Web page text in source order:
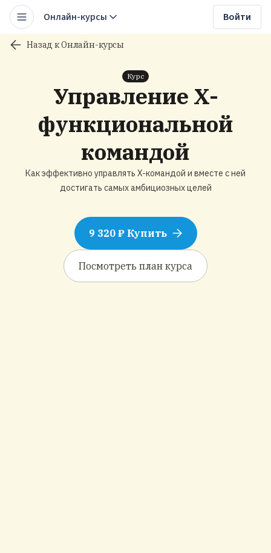
Онлайн-курсы Войти
Назад к Онлайн-курсы
Курс
Управление X-
функциональной
командой
Как эффективно управлять X-командой и вместе с ней
достигать самых амбициозных целей
9 320 ₽ Купить
Посмотреть план курса